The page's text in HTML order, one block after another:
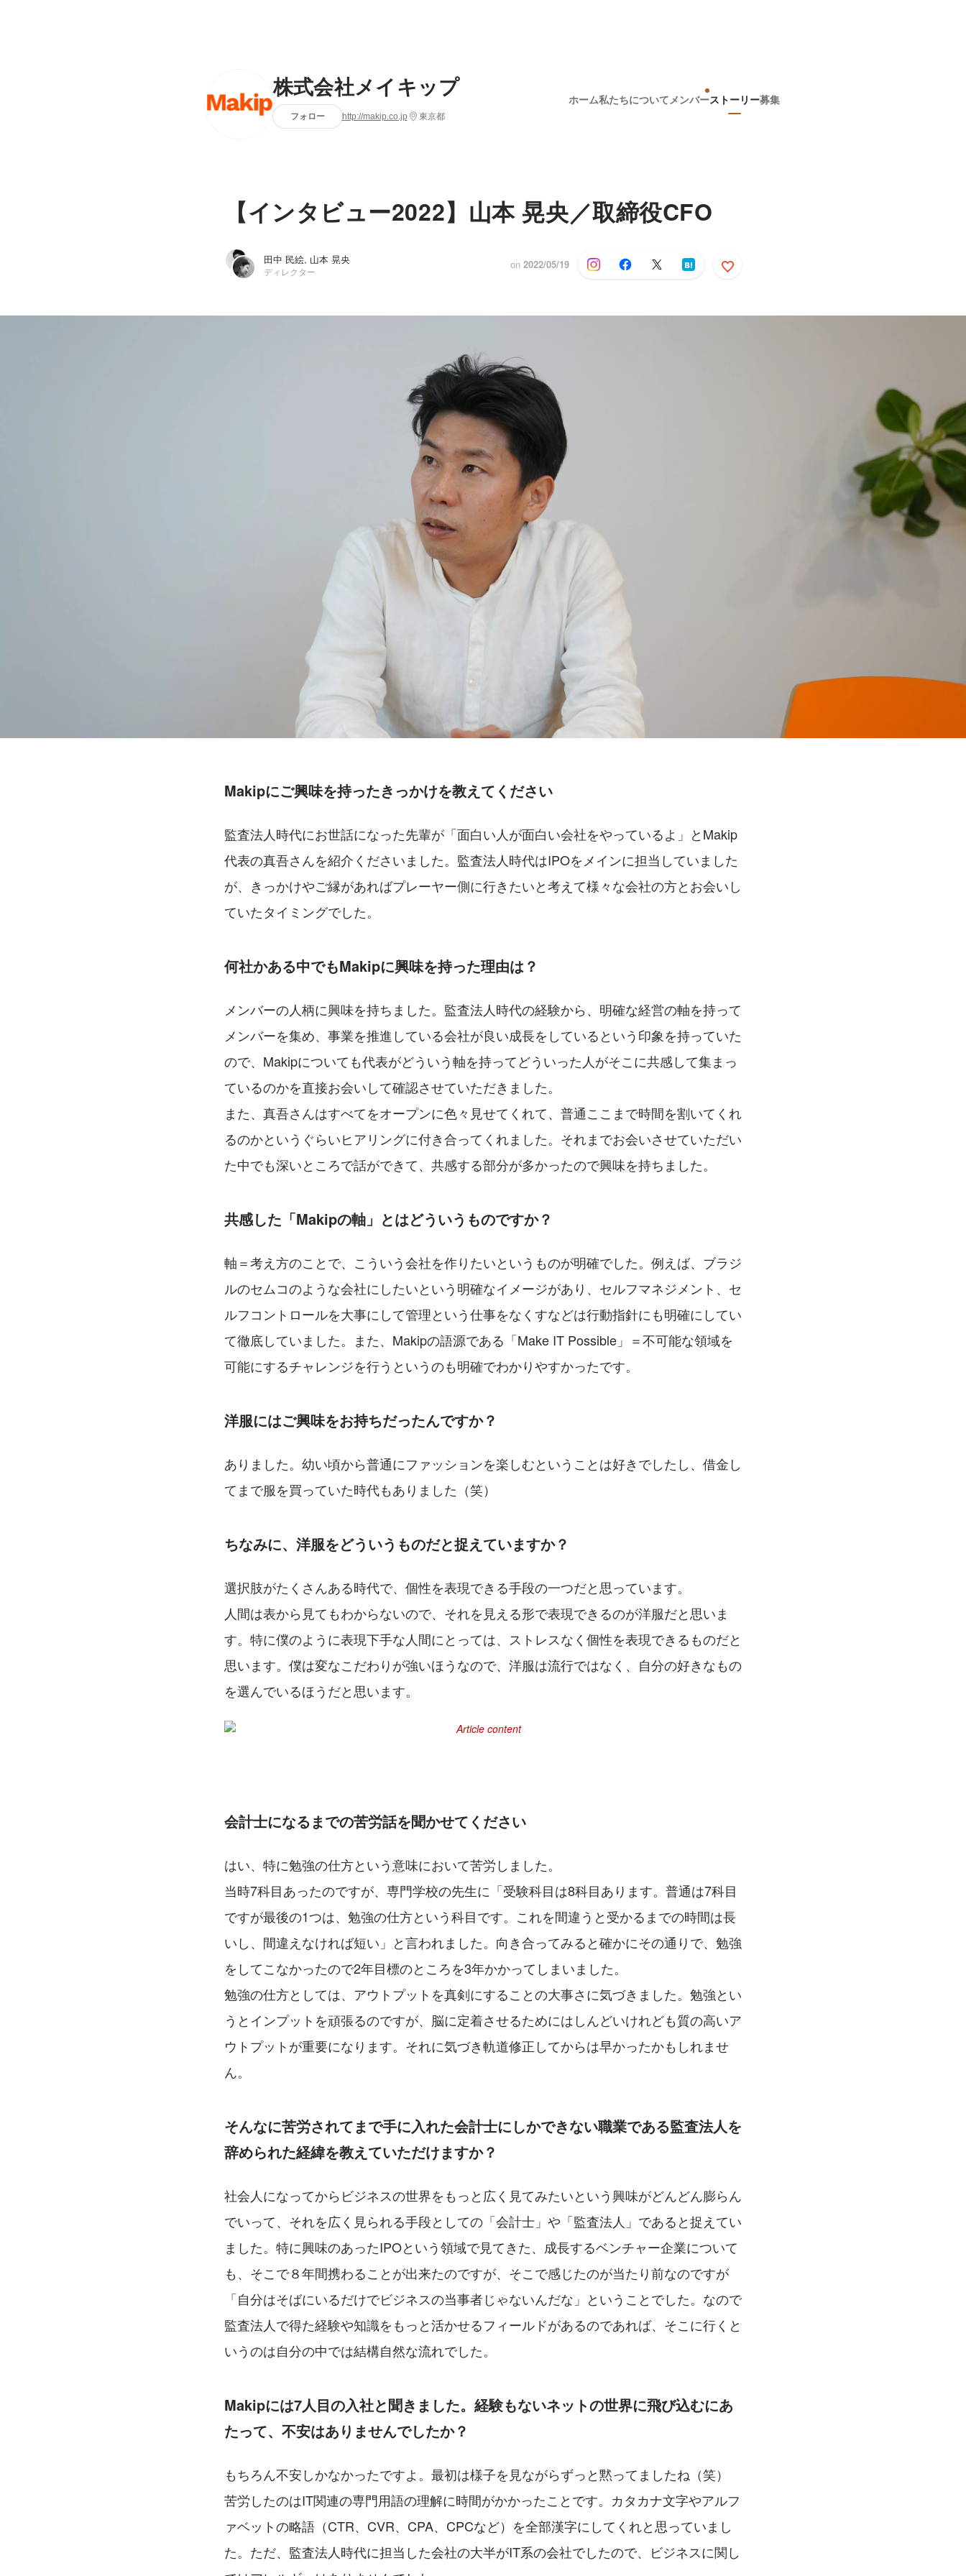
株式会社メイキップ
フォロー http://makip.co.jp 東京都
ホーム私たちについて メンバーストーリー募集
【インタビュー2022】山本 晃央／取締役CFO
田中 民絵, 山本 晃央
ディレクター
on 2022/05/19
Makipにご興味を持ったきっかけを教えてください
監査法人時代にお世話になった先輩が「面白い人が面白い会社をやっているよ」とMakip
代表の真吾さんを紹介くださいました。監査法人時代はIPOをメインに担当していました
が、きっかけやご縁があればプレーヤー側に行きたいと考えて様々な会社の方とお会いし
ていたタイミングでした。
何社かある中でもMakipに興味を持った理由は？
メンバーの人柄に興味を持ちました。監査法人時代の経験から、明確な経営の軸を持って
メンバーを集め、事業を推進している会社が良い成長をしているという印象を持っていた
ので、Makipについても代表がどういう軸を持ってどういった人がそこに共感して集まっ
ているのかを直接お会いして確認させていただきました。
また、真吾さんはすべてをオープンに色々見せてくれて、普通ここまで時間を割いてくれ
るのかというぐらいヒアリングに付き合ってくれました。それまでお会いさせていただい
た中でも深いところで話ができて、共感する部分が多かったので興味を持ちました。
共感した「Makipの軸」とはどういうものですか？
軸＝考え方のことで、こういう会社を作りたいというものが明確でした。例えば、ブラジ
ルのセムコのような会社にしたいという明確なイメージがあり、セルフマネジメント、セ
ルフコントロールを大事にして管理という仕事をなくすなどは行動指針にも明確にしてい
て徹底していました。また、Makipの語源である「Make IT Possible」＝不可能な領域を
可能にするチャレンジを行うというのも明確でわかりやすかったです。
洋服にはご興味をお持ちだったんですか？
ありました。幼い頃から普通にファッションを楽しむということは好きでしたし、借金し
てまで服を買っていた時代もありました（笑）
ちなみに、洋服をどういうものだと捉えていますか？
選択肢がたくさんある時代で、個性を表現できる手段の一つだと思っています。
人間は表から見てもわからないので、それを見える形で表現できるのが洋服だと思いま
す。特に僕のように表現下手な人間にとっては、ストレスなく個性を表現できるものだと
思います。僕は変なこだわりが強いほうなので、洋服は流行ではなく、自分の好きなもの
を選んでいるほうだと思います。
会計士になるまでの苦労話を聞かせてください
はい、特に勉強の仕方という意味において苦労しました。
当時7科目あったのですが、専門学校の先生に「受験科目は8科目あります。普通は7科目
ですが最後の1つは、勉強の仕方という科目です。これを間違うと受かるまでの時間は長
いし、間違えなければ短い」と言われました。向き合ってみると確かにその通りで、勉強
をしてこなかったので2年目標のところを3年かかってしまいました。
勉強の仕方としては、アウトプットを真剣にすることの大事さに気づきました。勉強とい
うとインプットを頑張るのですが、脳に定着させるためにはしんどいけれども質の高いア
ウトプットが重要になります。それに気づき軌道修正してからは早かったかもしれませ
ん。
そんなに苦労されてまで手に入れた会計士にしかできない職業である監査法人を
辞められた経緯を教えていただけますか？
社会人になってからビジネスの世界をもっと広く見てみたいという興味がどんどん膨らん
でいって、それを広く見られる手段としての「会計士」や「監査法人」であると捉えてい
ました。特に興味のあったIPOという領域で見てきた、成長するベンチャー企業について
も、そこで８年間携わることが出来たのですが、そこで感じたのが当たり前なのですが
「自分はそばにいるだけでビジネスの当事者じゃないんだな」ということでした。なので
監査法人で得た経験や知識をもっと活かせるフィールドがあるのであれば、そこに行くと
いうのは自分の中では結構自然な流れでした。
Makipには7人目の入社と聞きました。経験もないネットの世界に飛び込むにあ
たって、不安はありませんでしたか？
もちろん不安しかなかったですよ。最初は様子を見ながらずっと黙ってましたね（笑）
苦労したのはIT関連の専門用語の理解に時間がかかったことです。カタカナ文字やアルフ
ァベットの略語（CTR、CVR、CPA、CPCなど）を全部漢字にしてくれと思っていまし
た。ただ、監査法人時代に担当した会社の大半がIT系の会社でしたので、ビジネスに関し